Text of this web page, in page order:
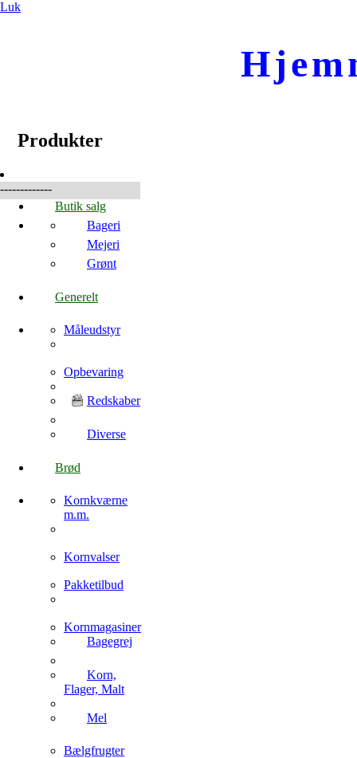
Luk
Produkter
-------------
Butik salg
Bageri
Mejeri
Grønt
Generelt
Måleudstyr
Opbevaring
Redskaber
Diverse
Brød
Kornkværne
m.m.
Kornvalser
Pakketilbud
Kornmagasiner
Bagegrej
Korn,
Flager, Malt
Mel
Bælgfrugter